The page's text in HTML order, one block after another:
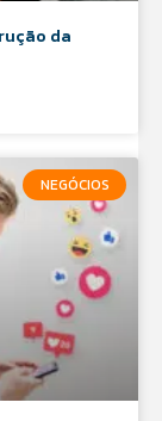
da
NEGÓCIOS